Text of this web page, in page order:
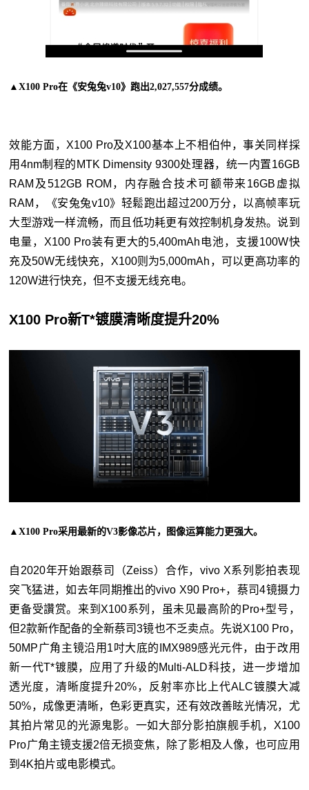
▲X100 Pro在《安兔兔v10》跑出2,027,557分成绩。
效能方面，X100 Pro及X100基本上不相伯仲，事关同样採
用4nm制程的MTK Dimensity 9300处理器，统一内置16GB
RAM及512GB ROM，内存融合技术可额带来16GB虚拟
RAM，《安兔兔v10》轻鬆跑出超过200万分，以高帧率玩
大型游戏一样流畅，而且低功耗更有效控制机身发热。说到
电量，X100 Pro装有更大的5,400mAh电池，支援100W快
充及50W无线快充，X100则为5,000mAh，可以更高功率的
120W进行快充，但不支援无线充电。
X100 Pro新T*镀膜清晰度提升20%
▲X100 Pro采用最新的V3影像芯片，图像运算能力更强大。
自2020年开始跟蔡司（Zeiss）合作，vivo X系列影拍表现
突飞猛进，如去年同期推出的vivo X90 Pro+，蔡司4镜摄力
更备受讚赏。来到X100系列，虽未见最高阶的Pro+型号，
但2款新作配备的全新蔡司3镜也不乏卖点。先说X100 Pro，
50MP广角主镜沿用1吋大底的IMX989感光元件，由于改用
新一代T*镀膜，应用了升级的Multi-ALD科技，进一步增加
透光度，清晰度提升20%，反射率亦比上代ALC镀膜大减
50%，成像更清晰，色彩更真实，还有效改善眩光情况，尤
其拍片常见的光源鬼影。一如大部分影拍旗舰手机，X100
Pro广角主镜支援2倍无损变焦，除了影相及人像，也可应用
到4K拍片或电影模式。